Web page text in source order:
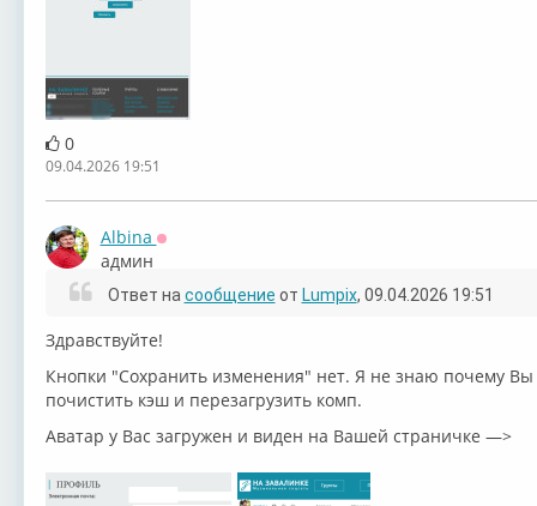
0
09.04.2026 19:51
Albina
админ
Ответ насообщение от Lumpix, 09.04.2026 19:51
Здравствуйте!
Кнопки "Сохранить изменения" нет. Я не знаю почему Вы
почистить кэш и перезагрузить комп.
Аватар у Вас загружен и виден на Вашей страничке —>